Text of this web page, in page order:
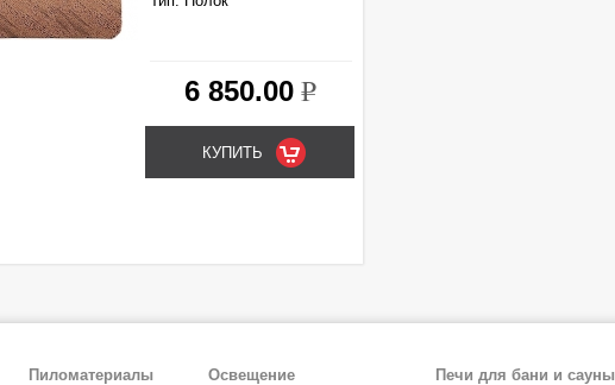
6 850.00 k
Пиломатериалы
Освещение
Печи для бани и сауны